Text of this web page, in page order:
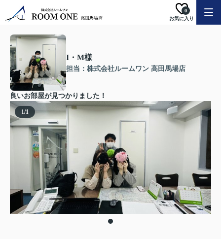
お気に入り
0
I・M様
担当：株式会社ルームワン 高田馬場店
良いお部屋が見つかりました！
1/1